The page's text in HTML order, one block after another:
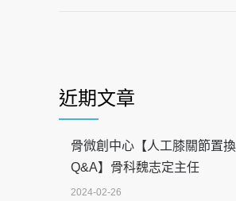
近期文章
骨微創中心【人工膝關節置
Q&A】骨科魏志定主任
2024-02-26